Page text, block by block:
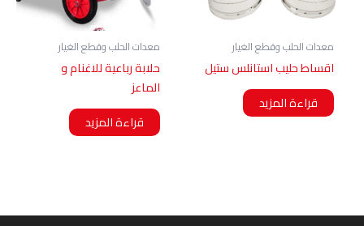
معدات الحلب وقطع الغيار
اقساط حليب استانلس ستيل
قراءة المزيد
معدات الحلب وقطع الغيار
حلابة رباعية للاغنام و
الماعز
قراءة المزيد